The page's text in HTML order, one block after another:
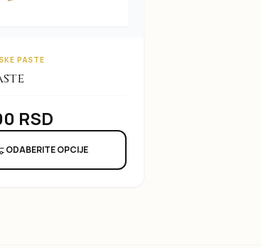
PASTE
RSD
ODABERITE OPCIJE